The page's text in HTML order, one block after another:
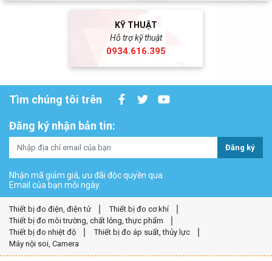
KỸ THUẬT
Hỗ trợ kỹ thuật
0934.616.395
Tìm chúng tôi trên
Đăng ký nhận bản tin:
Đăng ký
Nhận mã giảm giá, ưu đãi độc quyền qua
Email của bạn mỗi ngày.
Thiết bị đo điện, điện tử
Thiết bị đo cơ khí
Thiết bị đo môi trường, chất lỏng, thực phẩm
Thiết bị đo nhiệt độ
Thiết bị đo áp suất, thủy lực
Máy nội soi, Camera